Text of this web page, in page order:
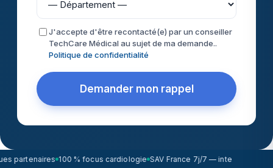
J'accepte d'être recontacté(e) par un conseiller
TechCare Médical au sujet de ma demande..
Politique de confidentialité
Demander mon rappel
partenaires 100 % focus cardiologie SAV France 7j/7 — intervention